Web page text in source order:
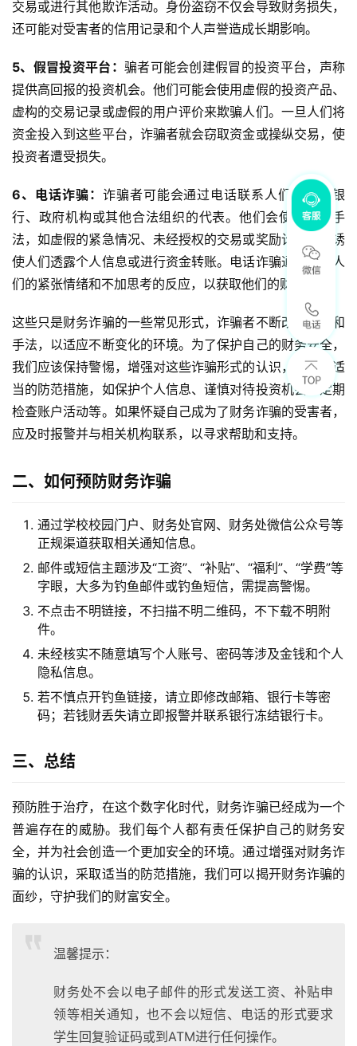
交易或进行其他欺诈活动。身份盗窃不仅会导致财务损失，
还可能对受害者的信用记录和个人声誉造成长期影响。
5、假冒投资平台： 骗者可能会创建假冒的投资平台，声称
提供高回报的投资机会。他们可能会使用虚假的投资产品、
虚构的交易记录或虚假的用户评价来欺骗人们。一旦人们将
资金投入到这些平台，诈骗者就会窃取资金或操纵交易，使
投资者遭受损失。
6、电话诈骗： 诈骗者可能会通过电话联系人们，冒充银
行、政府机构或其他合法组织的代表。他们会使用欺骗手
法，如虚假的紧急情况、未经授权的交易或奖励计划，来诱
使人们透露个人信息或进行资金转账。电话诈骗通常利用人
们的紧张情绪和不加思考的反应，以获取他们的财务信息。
这些只是财务诈骗的一些常见形式，诈骗者不断改变策略和
手法，以适应不断变化的环境。为了保护自己的财务安全，
我们应该保持警惕，增强对这些诈骗形式的认识，并采取适
当的防范措施，如保护个人信息、谨慎对待投资机会、定期
检查账户活动等。如果怀疑自己成为了财务诈骗的受害者，
应及时报警并与相关机构联系，以寻求帮助和支持。
二、如何预防财务诈骗
通过学校校园门户、财务处官网、财务处微信公众号等
正规渠道获取相关通知信息。
邮件或短信主题涉及“工资”、“补贴”、“福利”、“学费”等
字眼，大多为钓鱼邮件或钓鱼短信，需提高警惕。
不点击不明链接，不扫描不明二维码，不下载不明附
件。
未经核实不随意填写个人账号、密码等涉及金钱和个人
隐私信息。
若不慎点开钓鱼链接，请立即修改邮箱、银行卡等密
码；若钱财丢失请立即报警并联系银行冻结银行卡。
三、总结
预防胜于治疗，在这个数字化时代，财务诈骗已经成为一个
普遍存在的威胁。我们每个人都有责任保护自己的财务安
全，并为社会创造一个更加安全的环境。通过增强对财务诈
骗的认识，采取适当的防范措施，我们可以揭开财务诈骗的
面纱，守护我们的财富安全。
温馨提示：
财务处不会以电子邮件的形式发送工资、补贴申
领等相关通知，也不会以短信、电话的形式要求
学生回复验证码或到ATM进行任何操作。